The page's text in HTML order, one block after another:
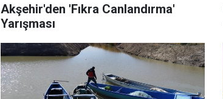
Akşehir'den 'Fıkra Canlandırma'
Yarışması